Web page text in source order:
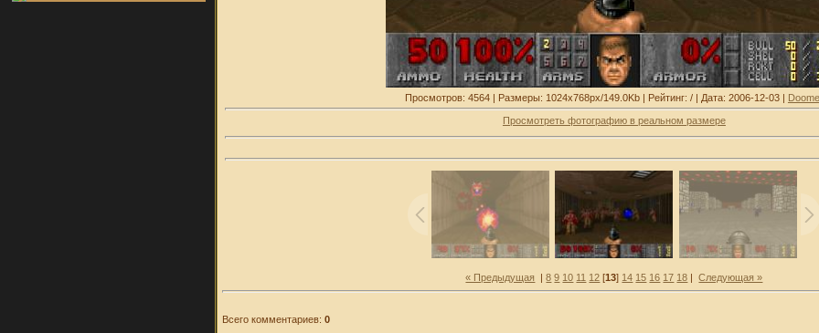
Просмотров: 4564 | Размеры: 1024x768px/149.0Kb | Рейтинг: / | Дата: 2006-12-03 |
Просмотреть фотографию в реальном размере
« Предыдущая |8 9 10 11 12 [13] 14 15 16 17 18 |Следующая »
Всего комментариев:0